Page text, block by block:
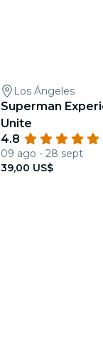
Los Ángeles
Superman
Unite
4.8
09 ago - 28 sept
39,00 US$